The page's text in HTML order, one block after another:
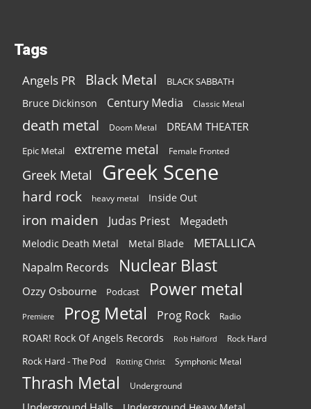
Tags
Angels PR Black Metal BLACK SABBATH
Bruce Dickinson Century Media Classic Metal
death metal Doom Metal DREAM THEATER
Epic Metal extreme metal Female Fronted
Greek Metal Greek Scene
hard rock heavy metal Inside Out
iron maiden Judas Priest Megadeth
Melodic Death Metal Metal Blade METALLICA
Napalm Records Nuclear Blast
Ozzy Osbourne Podcast Power metal
Premiere Prog Metal Prog Rock Radio
ROAR! Rock Of Angels Records Rob Halford Rock Hard
Rock Hard - The Pod Rotting Christ Symphonic Metal
Thrash Metal Underground